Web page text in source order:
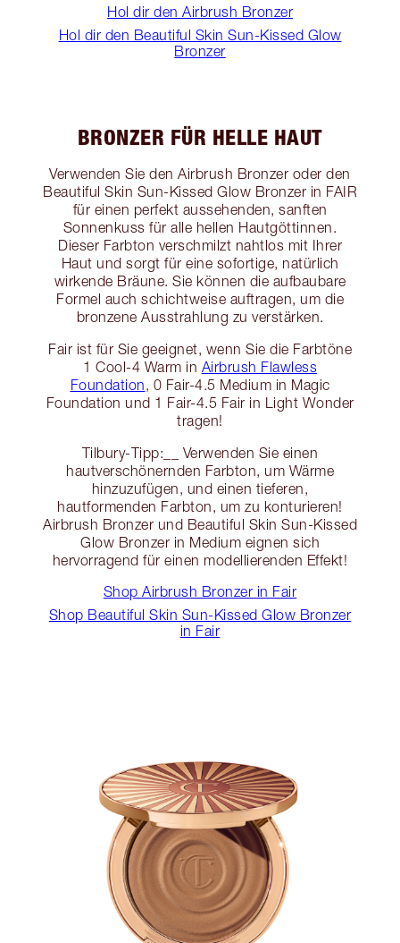
Hol dir den Airbrush Bronzer
Hol dir den Beautiful Skin Sun-Kissed Glow
Bronzer
BRONZER FÜR HELLE HAUT
Verwenden Sie den Airbrush Bronzer oder den
Beautiful Skin Sun-Kissed Glow Bronzer in FAIR
für einen perfekt aussehenden, sanften
Sonnenkuss für alle hellen Hautgöttinnen.
Dieser Farbton verschmilzt nahtlos mit Ihrer
Haut und sorgt für eine sofortige, natürlich
wirkende Bräune. Sie können die aufbaubare
Formel auch schichtweise auftragen, um die
bronzene Ausstrahlung zu verstärken.
Fair ist für Sie geeignet, wenn Sie die Farbtöne
1 Cool-4 Warm in Airbrush Flawless
Foundation, 0 Fair-4.5 Medium in Magic
Foundation und 1 Fair-4.5 Fair in Light Wonder
tragen!
Tilbury-Tipp:__ Verwenden Sie einen
hautverschönernden Farbton, um Wärme
hinzuzufügen, und einen tieferen,
hautformenden Farbton, um zu konturieren!
Airbrush Bronzer und Beautiful Skin Sun-Kissed
Glow Bronzer in Medium eignen sich
hervorragend für einen modellierenden Effekt!
Shop Airbrush Bronzer in Fair
Shop Beautiful Skin Sun-Kissed Glow Bronzer
in Fair